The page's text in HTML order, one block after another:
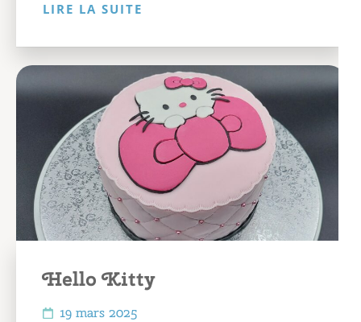
LIRE LA SUITE
Hello Kitty
19 mars 2025